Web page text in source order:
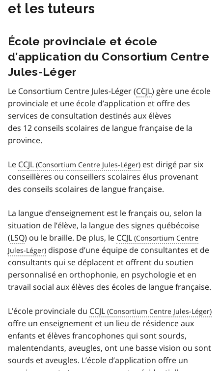
et les tuteurs
École provinciale et école
d’application du Consortium Centre
Jules-Léger
Le Consortium Centre Jules-Léger (CCJL) gère une école
provinciale et une école d’application et offre des
services de consultation destinés aux élèves
des 12 conseils scolaires de langue française de la
province.
Le CCJL
est dirigé par six
conseillères ou conseillers scolaires élus provenant
des conseils scolaires de langue française.
La langue d’enseignement est le français ou, selon la
situation de l’élève, la langue des signes québécoise
(LSQ) ou le braille. De plus, le CCJL
dispose d’une équipe de consultantes et de
consultants qui se déplacent et offrent du soutien
personnalisé en orthophonie, en psychologie et en
travail social aux élèves des écoles de langue française.
L’école provinciale du CCJL
offre un enseignement et un lieu de résidence aux
enfants et élèves francophones qui sont sourds,
malentendants, aveugles, ont une basse vision ou sont
sourds et aveugles. L’école d’application offre un